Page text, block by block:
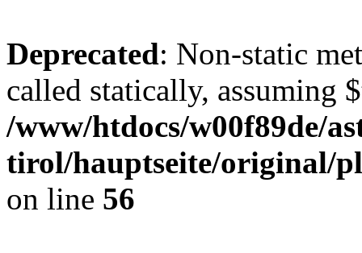
Deprecated: Non-static
called statically, assuming
/www/htdocs/w00f89de/
tirol/hauptseite/original/
on line 56